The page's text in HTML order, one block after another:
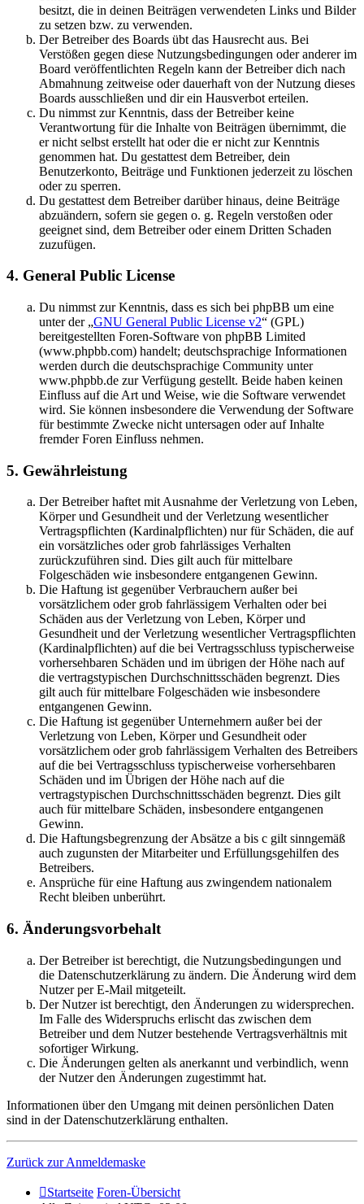
besitzt, die in deinen Beiträgen verwendeten Links und Bilder
zu setzen bzw. zu verwenden.
Der Betreiber des Boards übt das Hausrecht aus. Bei
Verstößen gegen diese Nutzungsbedingungen oder anderer im
Board veröffentlichten Regeln kann der Betreiber dich nach
Abmahnung zeitweise oder dauerhaft von der Nutzung dieses
Boards ausschließen und dir ein Hausverbot erteilen.
Du nimmst zur Kenntnis, dass der Betreiber keine
Verantwortung für die Inhalte von Beiträgen übernimmt, die
er nicht selbst erstellt hat oder die er nicht zur Kenntnis
genommen hat. Du gestattest dem Betreiber, dein
Benutzerkonto, Beiträge und Funktionen jederzeit zu löschen
oder zu sperren.
Du gestattest dem Betreiber darüber hinaus, deine Beiträge
abzuändern, sofern sie gegen o. g. Regeln verstoßen oder
geeignet sind, dem Betreiber oder einem Dritten Schaden
zuzufügen.
4. General Public License
Du nimmst zur Kenntnis, dass es sich bei phpBB um eine
unter der „GNU General Public License v2“ (GPL)
bereitgestellten Foren-Software von phpBB Limited
(www.phpbb.com) handelt; deutschsprachige Informationen
werden durch die deutschsprachige Community unter
www.phpbb.de zur Verfügung gestellt. Beide haben keinen
Einfluss auf die Art und Weise, wie die Software verwendet
wird. Sie können insbesondere die Verwendung der Software
für bestimmte Zwecke nicht untersagen oder auf Inhalte
fremder Foren Einfluss nehmen.
5. Gewährleistung
Der Betreiber haftet mit Ausnahme der Verletzung von Leben,
Körper und Gesundheit und der Verletzung wesentlicher
Vertragspflichten (Kardinalpflichten) nur für Schäden, die auf
ein vorsätzliches oder grob fahrlässiges Verhalten
zurückzuführen sind. Dies gilt auch für mittelbare
Folgeschäden wie insbesondere entgangenen Gewinn.
Die Haftung ist gegenüber Verbrauchern außer bei
vorsätzlichem oder grob fahrlässigem Verhalten oder bei
Schäden aus der Verletzung von Leben, Körper und
Gesundheit und der Verletzung wesentlicher Vertragspflichten
(Kardinalpflichten) auf die bei Vertragsschluss typischerweise
vorhersehbaren Schäden und im übrigen der Höhe nach auf
die vertragstypischen Durchschnittsschäden begrenzt. Dies
gilt auch für mittelbare Folgeschäden wie insbesondere
entgangenen Gewinn.
Die Haftung ist gegenüber Unternehmern außer bei der
Verletzung von Leben, Körper und Gesundheit oder
vorsätzlichem oder grob fahrlässigem Verhalten des Betreibers
auf die bei Vertragsschluss typischerweise vorhersehbaren
Schäden und im Übrigen der Höhe nach auf die
vertragstypischen Durchschnittsschäden begrenzt. Dies gilt
auch für mittelbare Schäden, insbesondere entgangenen
Gewinn.
Die Haftungsbegrenzung der Absätze a bis c gilt sinngemäß
auch zugunsten der Mitarbeiter und Erfüllungsgehilfen des
Betreibers.
Ansprüche für eine Haftung aus zwingendem nationalem
Recht bleiben unberührt.
6. Änderungsvorbehalt
Der Betreiber ist berechtigt, die Nutzungsbedingungen und
die Datenschutzerklärung zu ändern. Die Änderung wird dem
Nutzer per E-Mail mitgeteilt.
Der Nutzer ist berechtigt, den Änderungen zu widersprechen.
Im Falle des Widerspruchs erlischt das zwischen dem
Betreiber und dem Nutzer bestehende Vertragsverhältnis mit
sofortiger Wirkung.
Die Änderungen gelten als anerkannt und verbindlich, wenn
der Nutzer den Änderungen zugestimmt hat.
Informationen über den Umgang mit deinen persönlichen Daten
sind in der Datenschutzerklärung enthalten.
Zurück zur Anmeldemaske
Startseite Foren-Übersicht